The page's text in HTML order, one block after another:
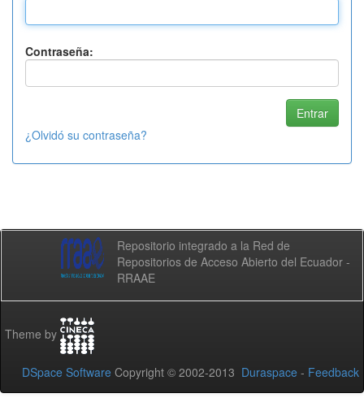
Contraseña:
¿Olvidó su contraseña?
Repositorio integrado a la Red de
Repositorios de Acceso Abierto del Ecuador -
RRAAE
Theme by
DSpace Software Copyright © 2002-2013 Duraspace - Feedback